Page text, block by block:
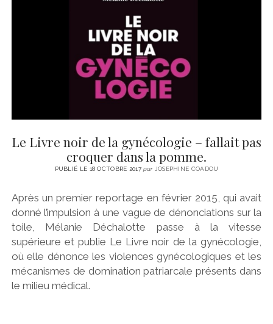
Le Livre noir de la gynécologie – fallait pas
croquer dans la pomme.
PUBLIÉ LE 18 OCTOBRE 2017parJOSEPHINE COADOU
Après un premier reportage en février 2015, qui avait
donné l’impulsion à une vague de dénonciations sur la
toile, Mélanie Déchalotte passe à la vitesse
supérieure et publie Le Livre noir de la gynécologie,
où elle dénonce les violences gynécologiques et les
mécanismes de domination patriarcale présents dans
le milieu médical.